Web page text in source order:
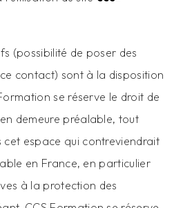
(possibilité de poser des
contact) sont à la disposition
se réserve le droit de
demeure préalable, tout
cet espace qui contreviendrait
en France, en particulier
à la protection des